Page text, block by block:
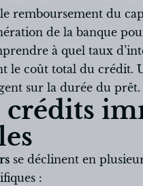
remboursement du
de la banque
à quel taux
le coût total du crédit.
sur la durée du prêt.
crédits
se déclinent en
: